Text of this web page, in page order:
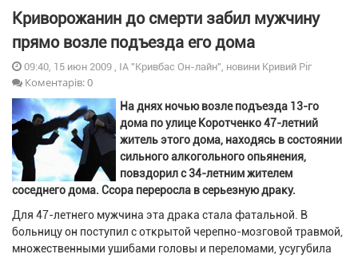
Криворожанин до смерти забил мужчину
прямо возле подъезда его дома
09:40, 15 июн 2009 , ІА "Кривбас Он-лайн", новини Кривий Ріг
Коментарів: 0
На днях ночью возле подъезда 13-го
дома по улице Коротченко 47-летний
житель этого дома, находясь в состоянии
сильного алкогольного опьянения,
повздорил с 34-летним жителем
соседнего дома. Ссора переросла в серьезную драку.
Для 47-летнего мужчина эта драка стала фатальной. В
больницу он поступил с открытой черепно-мозговой травмой,
множественными ушибами головы и переломами, усугубила